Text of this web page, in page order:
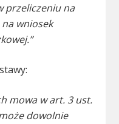
przeliczeniu na
wniosek
mowa w art. 3 ust.
dowolnie